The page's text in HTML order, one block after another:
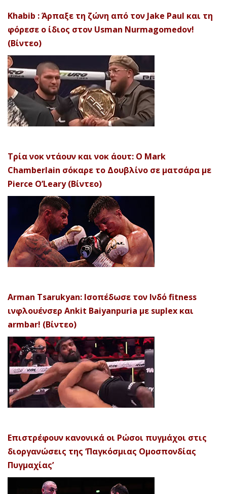
Khabib : Άρπαξε τη ζώνη από τον Jake Paul και τη
φόρεσε ο ίδιος στον Usman Nurmagomedov!
(Βίντεο)
Τρία νοκ ντάουν και νοκ άουτ: Ο Mark
Chamberlain σόκαρε το Δουβλίνο σε ματσάρα με
Pierce O’Leary (Βίντεο)
Arman Tsarukyan: Ισοπέδωσε τον Ινδό fitness
ινφλουένσερ Ankit Baiyanpuria με suplex και
armbar! (Βίντεο)
Επιστρέφουν κανονικά οι Ρώσοι πυγμάχοι στις
διοργανώσεις της ‘Παγκόσμιας Ομοσπονδίας
Πυγμαχίας’